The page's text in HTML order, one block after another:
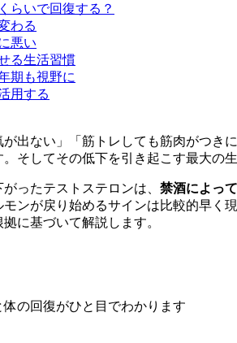
らいで回復する？
わる
悪い
る生活習慣
期も視野に
用する
が出ない」「筋トレしても筋肉がつ
そしてその低下を引き起こす最大の
ったテストステロンは、 禁酒によっ
ンが戻り始めるサインは比較的早
に基づいて解説します。
の回復がひと目でわかります